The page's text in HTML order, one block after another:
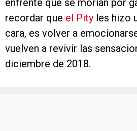
enfrente que se morían por
recordar que el Pity les hizo
cara, es volver a
vuelven a revivir las
diciembre de 2018.